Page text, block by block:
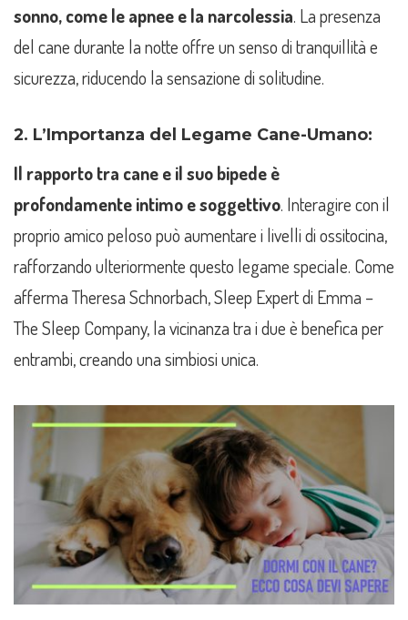
sonno, come le apnee e la narcolessia. La presenza
del cane durante la notte offre un senso di tranquillità e
sicurezza, riducendo la sensazione di solitudine.
2. L’Importanza del Legame Cane-Umano:
Il rapporto tra cane e il suo bipede è
profondamente intimo e soggettivo. Interagire con il
proprio amico peloso può aumentare i livelli di ossitocina,
rafforzando ulteriormente questo legame speciale. Come
afferma Theresa Schnorbach, Sleep Expert di Emma –
The Sleep Company, la vicinanza tra i due è benefica per
entrambi, creando una simbiosi unica.